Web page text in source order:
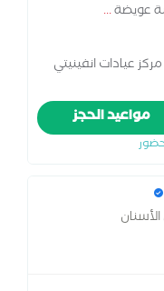
عويضة...
عيادات انفينيتي
مواعيد الحجز